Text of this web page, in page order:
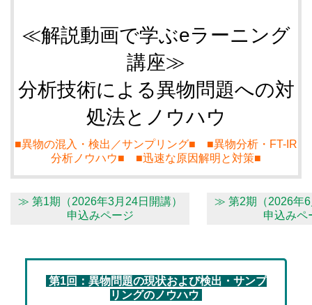
≪解説動画で学ぶeラーニング
講座≫
分析技術による異物問題への対
処法とノウハウ
■異物の混入・検出／サンプリング■ ■異物分析・FT-IR
分析ノウハウ■ ■迅速な原因解明と対策■
≫ 第1期（2026年3月24日開講）
申込みページ
≫ 第2期（2026年6
申込みペ
第1回：異物問題の現状および検出・サンプ
リングのノウハウ